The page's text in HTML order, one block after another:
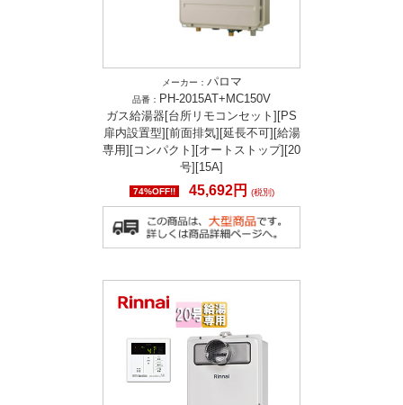
メーカー： パロマ
品番： PH-2015AT+MC150V
ガス給湯器[台所リモコンセット][PS
扉内設置型][前面排気][延長不可][給湯
専用][コンパクト][オートストップ][20
号][15A]
74%OFF!! 45,692円 (税別)